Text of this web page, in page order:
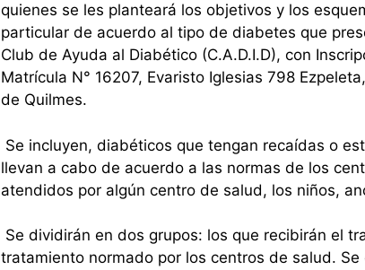
quienes se les planteará los objetivos y los
particular de acuerdo al tipo de diabetes que
Club de Ayuda al Diabético (C.A.D.I.D), con
Matrícula N° 16207, Evaristo Iglesias 798
de Quilmes.
Se incluyen, diabéticos que tengan recaídas o
llevan a cabo de acuerdo a las normas de los
atendidos por algún centro de salud, los niños,
Se dividirán en dos grupos: los que recibirán el
tratamiento normado por los centros de salud.